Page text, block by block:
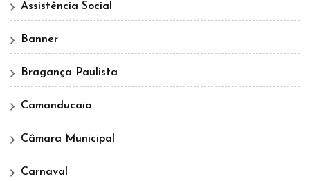
Assistência Social
Banner
Bragança Paulista
Camanducaia
Câmara Municipal
Carnaval